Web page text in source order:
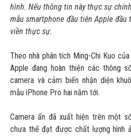
hình. Nếu thông tin này thực sự
mẫu smartphone đầu tiên Apple
viền thực sự.
Theo nhà phân tích Ming-Chi Kuo
Apple đang hoàn thiện các thông
camera và cảm biến nhận diện
mẫu iPhone Pro hai năm tới.
Camera ẩn đã xuất hiện trên một
chưa thể đạt được chất lượng hình